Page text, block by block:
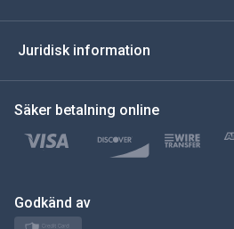
Türkçe
Polski
Juridisk information
Säker betalning online
Godkänd av